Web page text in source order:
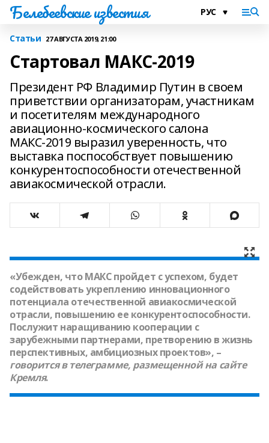
Белебеевские известия
Статьи 27 АВГУСТА 2019, 21:00
Стартовал МАКС-2019
Президент РФ Владимир Путин в своем
приветствии организаторам, участникам
и посетителям международного
авиационно-космического салона
МАКС-2019 выразил уверенность, что
выставка поспособствует повышению
конкурентоспособности отечественной
авиакосмической отрасли.
«Убежден, что МАКС пройдет с успехом, будет
содействовать укреплению инновационного
потенциала отечественной авиакосмической
отрасли, повышению ее конкурентоспособности.
Послужит наращиванию кооперации с
зарубежными партнерами, претворению в жизнь
перспективных, амбициозных проектов», –
говорится в телеграмме, размещенной на сайте
Кремля.